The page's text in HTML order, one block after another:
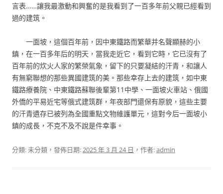
言表……讓我最激動和興奮的是我看到了一百多年前父親已經看到
過的建筑。
一面坡，這個百年前，因中東鐵路而繁華并名聲顯赫的小
鎮，在一百多年后的明天，當我走近它，看到它時，它已沒有了
百年前的炊火人家的繁榮氣象，留下的只要凝結的汗青，和讓人
有無窮聯想的那些異國建筑的美。那些幸存上去的建筑，如中東
鐵路療養院、中東鐵路蘇聯後輩第11中學、一面坡火車站、俄國
外僑的平易近宅等俄式建筑群，年夜部門還保有原貌，這些主要
的汗青遺存已被列為全國重點文物維護單元，這對今后一面坡小
鎮的成長，不克不及不說是件幸事。
分類: 未分類，發佈日期:2025 年 3 月 24 日 ，作者:admin